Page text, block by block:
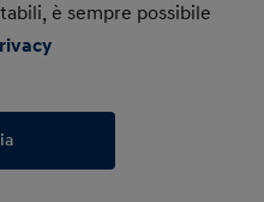
è sempre possibile